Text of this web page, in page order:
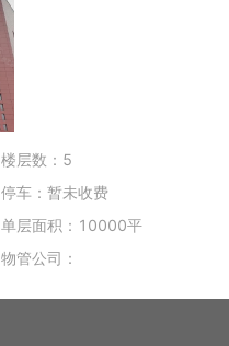
楼层数：5
停车：暂未收费
单层面积：10000平
物管公司：